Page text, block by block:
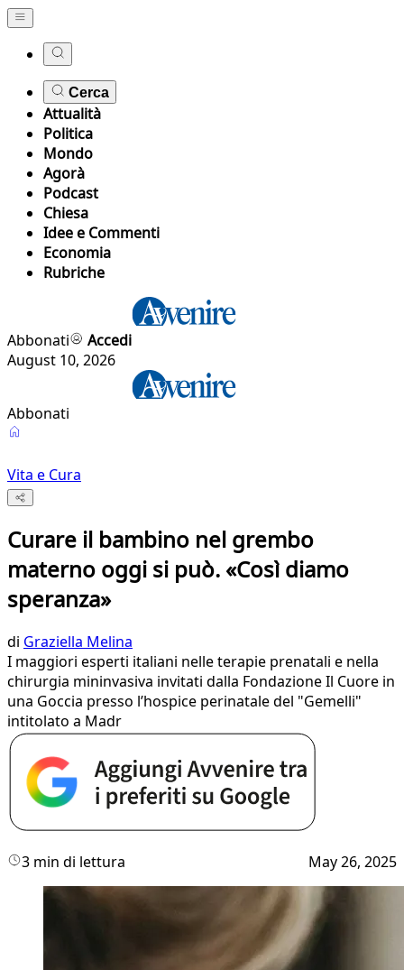
Cerca
Attualità
Politica
Mondo
Agorà
Podcast
Chiesa
Idee e Commenti
Economia
Rubriche
Abbonati
Accedi
August 10, 2026
Abbonati
Vita e Cura
Curare il bambino nel grembo
materno oggi si può. «Così diamo
speranza»
di Graziella Melina
I maggiori esperti italiani nelle terapie prenatali e nella
chirurgia mininvasiva invitati dalla Fondazione Il Cuore in
una Goccia presso l’hospice perinatale del "Gemelli"
intitolato a Madr
3 min di lettura May 26, 2025